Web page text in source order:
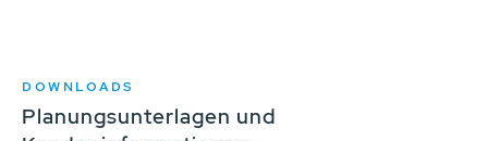
DOWNLOADS
Planungsunterlagen und